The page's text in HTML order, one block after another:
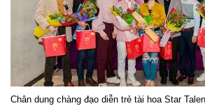
Chân dung chàng đạo diễn trẻ tài hoa Star